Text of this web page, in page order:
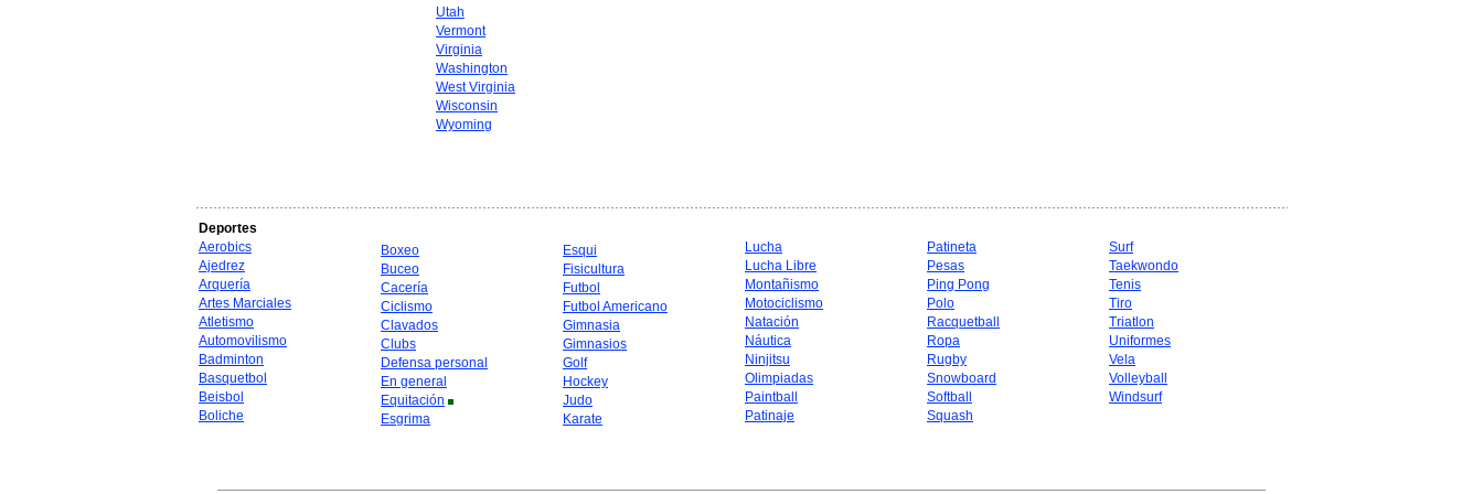
Utah
Vermont
Virginia
Washington
West Virginia
Wisconsin
Wyoming
Deportes
Aerobics
Ajedrez
Arquería
Artes Marciales
Atletismo
Automovilismo
Badminton
Basquetbol
Beisbol
Boliche
Boxeo
Buceo
Cacería
Ciclismo
Clavados
Clubs
Defensa personal
En general
Equitación
Esgrima
Esqui
Fisicultura
Futbol
Futbol Americano
Gimnasia
Gimnasios
Golf
Hockey
Judo
Karate
Lucha
Lucha Libre
Montañismo
Motociclismo
Natación
Náutica
Ninjitsu
Olimpiadas
Paintball
Patinaje
Patineta
Pesas
Ping Pong
Polo
Racquetball
Ropa
Rugby
Snowboard
Softball
Squash
Surf
Taekwondo
Tenis
Tiro
Triatlon
Uniformes
Vela
Volleyball
Windsurf